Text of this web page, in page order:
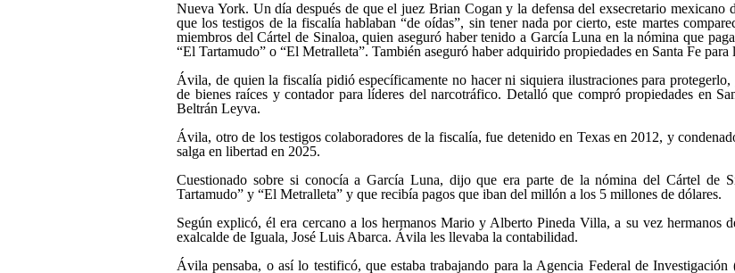
Nueva York. Un día después de que el juez Brian Cogan y la defensa del exsecretario mexicano
que los testigos de la fiscalía hablaban “de oídas”, sin tener nada por cierto, este martes
miembros del Cártel de Sinaloa, quien aseguró haber tenido a García Luna en la nómina que
“El Tartamudo” o “El Metralleta”. También aseguró haber adquirido propiedades en Santa Fe
Ávila, de quien la fiscalía pidió específicamente no hacer ni siquiera ilustraciones para
de bienes raíces y contador para líderes del narcotráfico. Detalló que compró propiedades en
Beltrán Leyva.
Ávila, otro de los testigos colaboradores de la fiscalía, fue detenido en Texas en 2012, y
salga en libertad en 2025.
Cuestionado sobre si conocía a García Luna, dijo que era parte de la nómina del Cártel de
Tartamudo” y “El Metralleta” y que recibía pagos que iban del millón a los 5 millones de dólares.
Según explicó, él era cercano a los hermanos Mario y Alberto Pineda Villa, a su vez hermanos
exalcalde de Iguala, José Luis Abarca. Ávila les llevaba la contabilidad.
Ávila pensaba, o así lo testificó, que estaba trabajando para la Agencia Federal de